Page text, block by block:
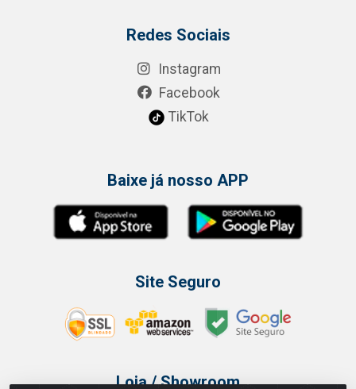
Redes Sociais
Instagram
Facebook
TikTok
Baixe já nosso APP
Site Seguro
Loja / Showroom